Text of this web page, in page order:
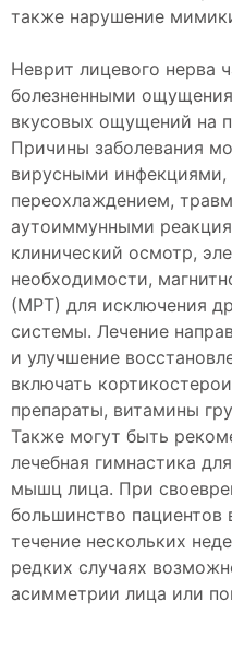
также нарушение
Неврит лицевого нерва
болезненными
вкусовых ощущений на
Причины заболевания
вирусными инфекциями,
переохлаждением,
аутоиммунными
клинический осмотр,
необходимости,
(МРТ) для исключения
системы. Лечение
и улучшение
включать
препараты, витамины
Также могут быть
лечебная гимнастика
мышц лица. При
большинство пациентов
течение нескольких
редких случаях
асимметрии лица или